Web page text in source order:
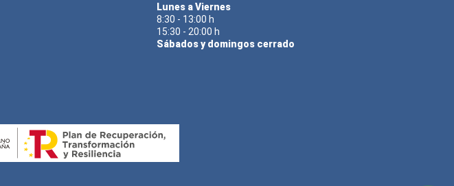
Lunes a Viernes
8:30 - 13:00 h
15:30 - 20:00 h
Sábados y domingos cerrado